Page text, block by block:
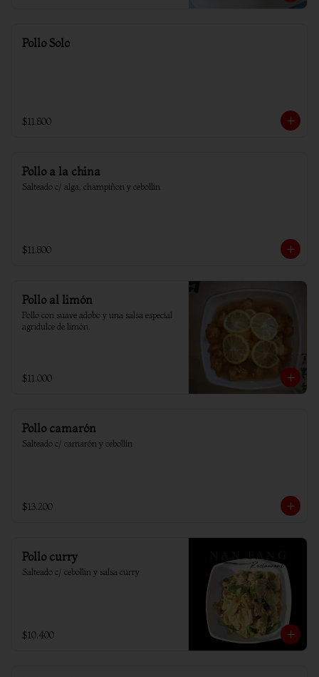
Pollo Solo
$11.800
Pollo a la china
Salteado c/ alga, champiñon y cebollin
$11.800
Pollo al limón
Pollo con suave adobo y una salsa especial
agridulce de limón.
$11.000
Pollo camarón
Salteado c/ camarón y cebollín
$13.200
Pollo curry
Salteado c/ cebollin y salsa curry
$10.400